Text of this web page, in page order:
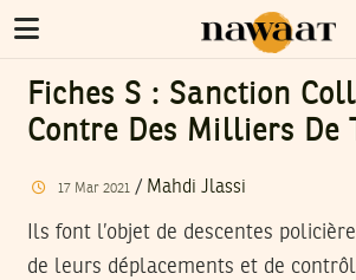
Fiches S : Sanction
Contre Des Milliers De
17 Mar 2021/ Mahdi Jlassi
Ils font l’objet de descentes
de leurs déplacements et de